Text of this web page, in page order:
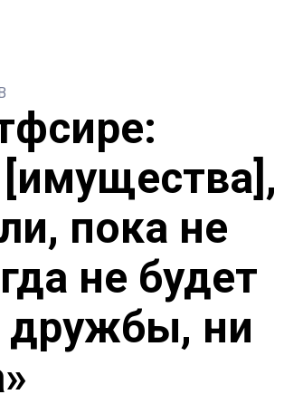
[имущества],
пока не
не будет
дружбы, ни